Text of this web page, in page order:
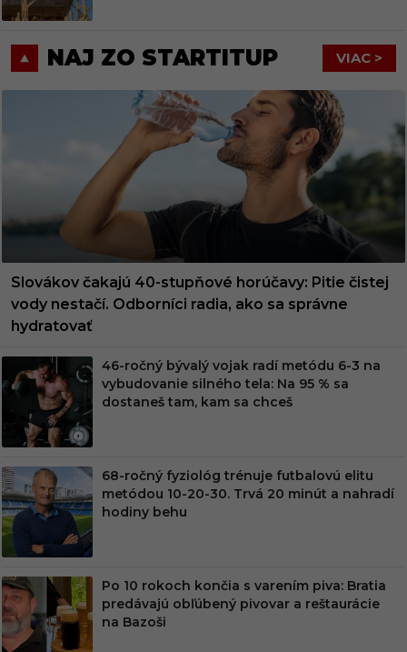
NAJ ZO STARTITUP VIAC >
Slovákov čakajú 40-stupňové horúčavy: Pitie čistej
vody nestačí. Odborníci radia, ako sa správne
hydratovať
46-ročný bývalý vojak radí metódu 6-3 na
vybudovanie silného tela: Na 95 % sa
dostaneš tam, kam sa chceš
68-ročný fyziológ trénuje futbalovú elitu
metódou 10-20-30. Trvá 20 minút a nahradí
hodiny behu
Po 10 rokoch končia s varením piva: Bratia
predávajú obľúbený pivovar a reštaurácie
na Bazoši